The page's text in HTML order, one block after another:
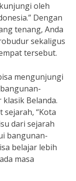
oleh
Dengan
tenang, Anda
sekaligus
tersebut.
mengunjungi
Belanda.
“Kota
dari sejarah
bangunan-
belajar lebih
masa